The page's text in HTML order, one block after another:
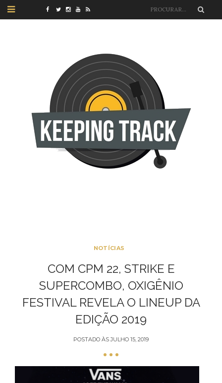
NOTÍCIAS
COM CPM 22, STRIKE E
SUPERCOMBO, OXIGÊNIO
FESTIVAL REVELA O LINEUP DA
EDIÇÃO 2019
POSTADO ÀSJULHO 15, 2019